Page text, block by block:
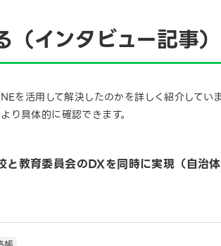
インタビュー記事）
活用して解決したのかを詳しく紹介していま
具体的に確認できます。
と教育委員会のDXを同時に実現（自治